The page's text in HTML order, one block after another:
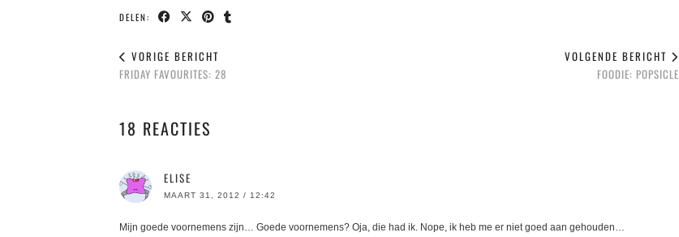
DELEN:
VORIGE BERICHT
FRIDAY FAVOURITES: 28
VOLGENDE BERICHT
FOODIE: POPSICLE
18 REACTIES
ELISE
MAART 31, 2012 / 12:42
Mijn goede voornemens zijn… Goede voornemens? Oja, die had ik. Nope, ik heb me er niet goed aan gehouden…